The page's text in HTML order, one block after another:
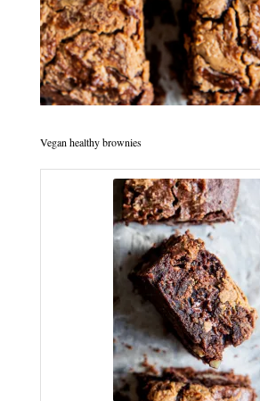
Vegan healthy brownies